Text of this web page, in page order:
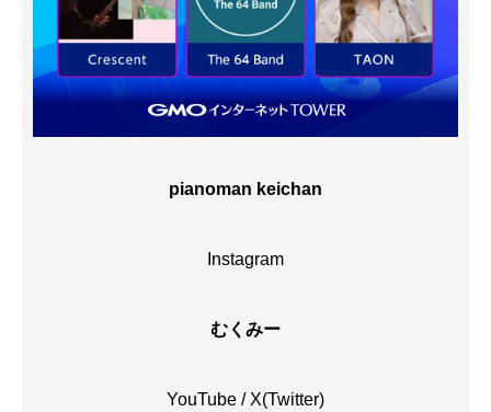
pianoman keichan
Instagram
むくみー
YouTube / X(Twitter)